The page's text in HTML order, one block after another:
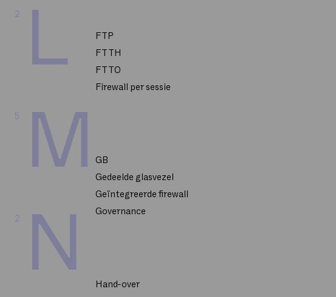
L
2
M
5
N
2
FTP
FTTH
FTTO
Firewall per sessie
GB
Gedeelde glasvezel
Geïntegreerde firewall
Governance
Hand-over